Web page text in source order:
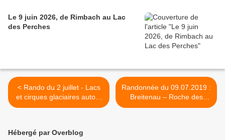
Le 9 juin 2026, de Rimbach au Lac
des Perches
< Rando du 2 juillet - Lacs
et cirques glaciaires autour
du Tanet - Gazon du Faing
Randonnée du 09.07.2019 :
Breitenau – Roche des
Fées - Frankenbourg >
Hébergé par Overblog